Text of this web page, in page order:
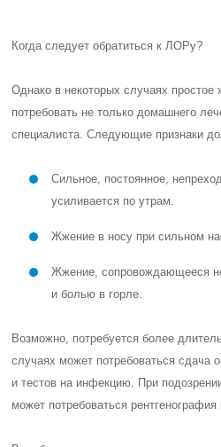
Когда следует обратиться к ЛОРу?
Однако в некоторых случаях
потребовать не только домашнего
специалиста. Следующие признаки
Сильное, постоянное,
усиливается по утрам.
Жжение в носу при сильном
Жжение, сопровождающееся
и болью в горле.
Возможно, потребуется более
случаях может потребоваться сдача
и тестов на инфекцию. При
может потребоваться рентгенография